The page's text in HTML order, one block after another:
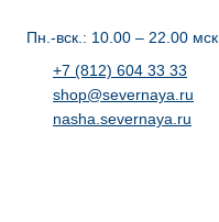
Пн.-вск.: 10.00 – 22.00 мск
+7 (812) 604 33 33
shop@severnaya.ru
nasha.severnaya.ru